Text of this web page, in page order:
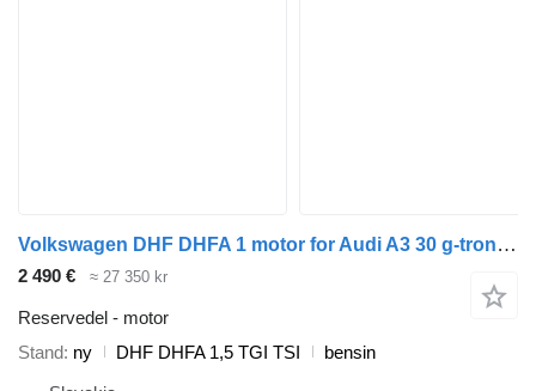
Volkswagen DHF DHFA 1 motor for Audi A3 30 g-tron 1,5 TFSI, SEAT Leon 1,5 TGI, VOLKSWAGEN Golf VII 1,5 TGI, VW Golf VIII 1,5 TGI, VW Caddy 1,5 TGI, ŠKODA Octavia III 1,5 TSI G-TEC, ŠKODA OCTAVIA IV 1,5 G-TEC bil
2 490 € ≈ 27 350 kr
Reservedel - motor
Stand ny DHF DHFA 1,5 TGI TSI
bensin